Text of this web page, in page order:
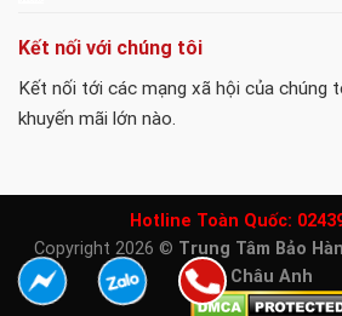
Kết nối với chúng tôi
Kết nối tới các mạng xã hội của chúng
khuyến mãi lớn nào.
Hotline Toàn Quốc:
Copyright 2026 © Trung Tâm Bảo
Châu Anh